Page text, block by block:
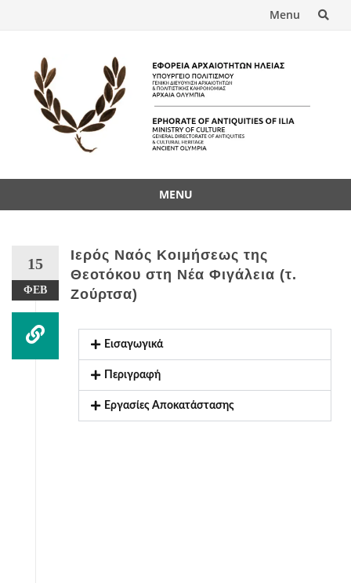
Menu
MENU
15
ΦΕΒ
Ιερός Ναός Κοιμήσεως της
Θεοτόκου στη Νέα Φιγάλεια (τ.
Ζούρτσα)
Εισαγωγικά
Περιγραφή
Εργασίες Αποκατάστασης